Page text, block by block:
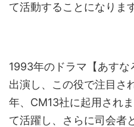
て活動することになりま
1993年のドラマ【あす
出演し、この役で注目さ
年、CM13社に起用され
て活躍し、さらに司会者